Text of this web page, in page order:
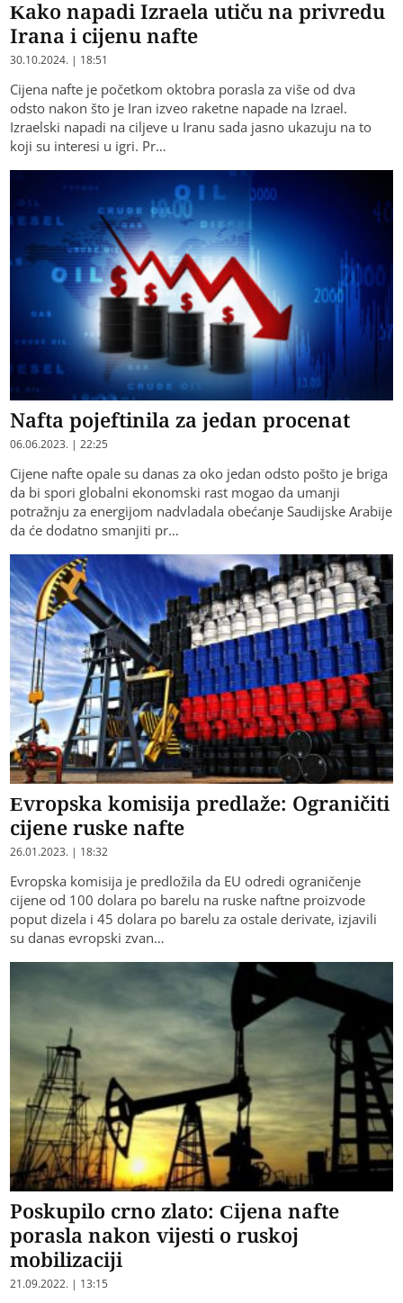
Kako napadi Izraela utiču na privredu
Irana i cijenu nafte
30.10.2024. | 18:51
Cijena nafte je početkom oktobra porasla za više od dva
odsto nakon što je Iran izveo raketne napade na Izrael.
Izraelski napadi na ciljeve u Iranu sada jasno ukazuju na to
koji su interesi u igri. Pr…
Nafta pojeftinila za jedan procenat
06.06.2023. | 22:25
Cijene nafte opale su danas za oko jedan odsto pošto je briga
da bi spori globalni ekonomski rast mogao da umanji
potražnju za energijom nadvladala obećanje Saudijske Arabije
da će dodatno smanjiti pr…
Evropska komisija predlaže: Ograničiti
cijene ruske nafte
26.01.2023. | 18:32
Evropska komisija je predložila da EU odredi ograničenje
cijene od 100 dolara po barelu na ruske naftne proizvode
poput dizela i 45 dolara po barelu za ostale derivate, izjavili
su danas evropski zvan…
Poskupilo crno zlato: Cijena nafte
porasla nakon vijesti o ruskoj
mobilizaciji
21.09.2022. | 13:15